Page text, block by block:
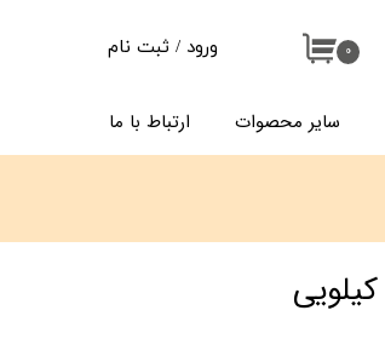
سایر محصوات ارتباط با ما
۰ ورود / ثبت نام
تغییر گذر واژه